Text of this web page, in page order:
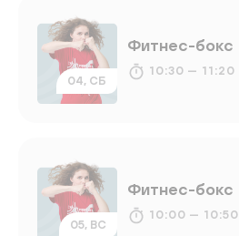
04, СБ
Фитнес-бокс
10:30 — 11:20
05, ВС
Фитнес-бокс
10:00 — 10:50